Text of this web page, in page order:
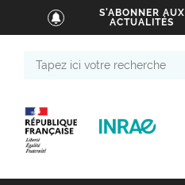
S'ABONNER AUX
ACTUALITÉS